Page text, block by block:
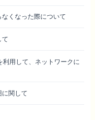
くなった際について
て
利用して、ネットワークに
に関して